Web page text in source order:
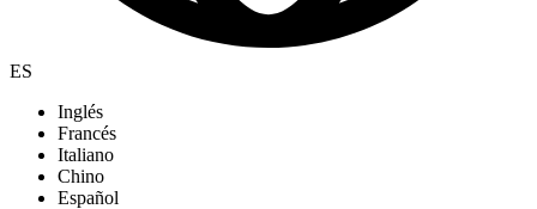
ES
Inglés
Francés
Italiano
Chino
Español